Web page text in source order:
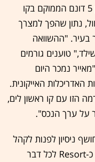
הנדירות ביותר בתל אביב: מגרש בן 5 דונם הממוקם בקו
נתון שהפך למצרך
בעיר. "ההשוואה
טוענים גורמים
נמכר היום
בזכות האדריכלות האייקונית.
הזו עם קו ראשון לים,
על ערך הנכס".
ניסיון לפנות לקהל
שכבר "ראה הכל": הפרויקט מתוכנן כ-Resort לכל דבר